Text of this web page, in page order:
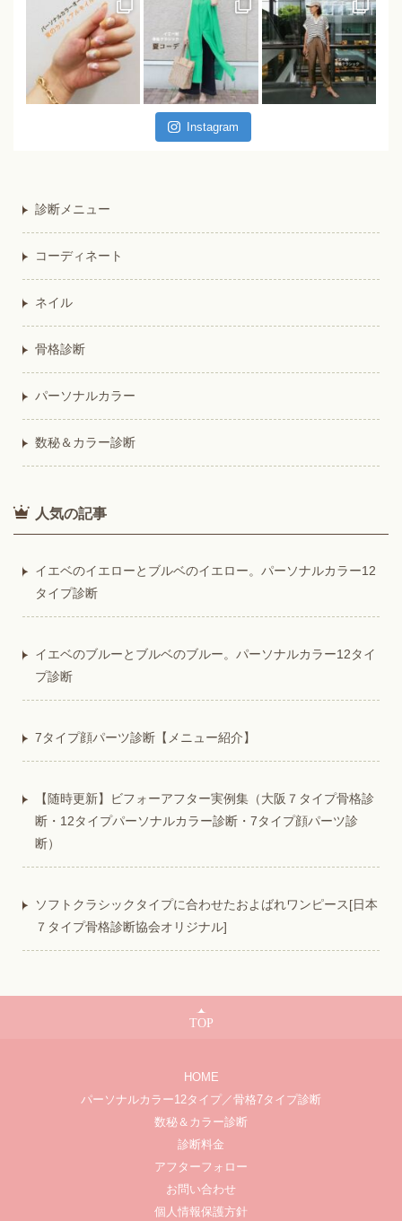
Instagram
診断メニュー
コーディネート
ネイル
骨格診断
パーソナルカラー
数秘＆カラー診断
人気の記事
イエベのイエローとブルベのイエロー。パーソナルカラー12
タイプ診断
イエベのブルーとブルベのブルー。パーソナルカラー12タイ
プ診断
7タイプ顔パーツ診断【メニュー紹介】
【随時更新】ビフォーアフター実例集（大阪７タイプ骨格診
断・12タイプパーソナルカラー診断・7タイプ顔パーツ診
断）
ソフトクラシックタイプに合わせたおよばれワンピース[日本
７タイプ骨格診断協会オリジナル]
TOP
HOME
パーソナルカラー12タイプ／骨格7タイプ診断
数秘＆カラー診断
診断料金
アフターフォロー
お問い合わせ
個人情報保護方針